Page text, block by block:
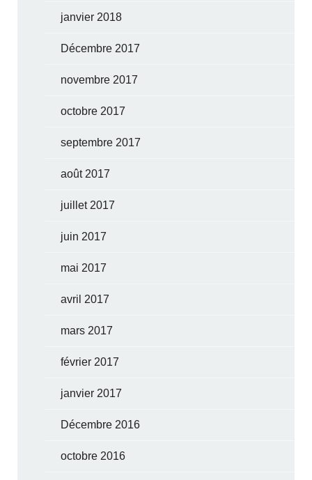
janvier 2018
Décembre 2017
novembre 2017
octobre 2017
septembre 2017
août 2017
juillet 2017
juin 2017
mai 2017
avril 2017
mars 2017
février 2017
janvier 2017
Décembre 2016
octobre 2016